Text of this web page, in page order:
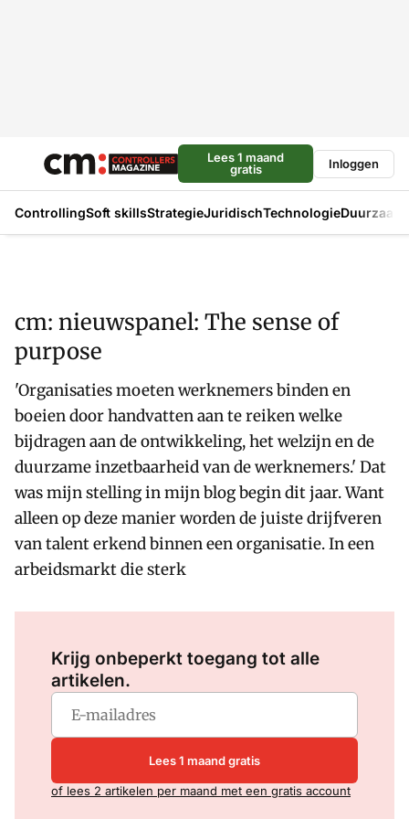
Lees 1 maand
gratis
Inloggen
ControllingSoft skillsStrategieJuridischTechnologie
cm: nieuwspanel: The sense of
purpose
'Organisaties moeten werknemers binden en
boeien door handvatten aan te reiken welke
bijdragen aan de ontwikkeling, het welzijn en de
duurzame inzetbaarheid van de werknemers.' Dat
was mijn stelling in mijn blog begin dit jaar. Want
alleen op deze manier worden de juiste drijfveren
van talent erkend binnen een organisatie. In een
arbeidsmarkt die sterk
Krijg onbeperkt toegang tot alle
artikelen.
Lees 1 maand gratis
of lees 2 artikelen per maand met een gratis account